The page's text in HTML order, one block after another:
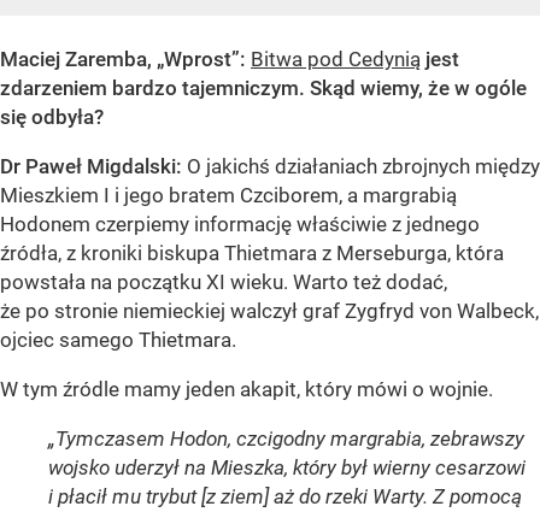
Maciej Zaremba, „Wprost”: Bitwa pod Cedynią jest
zdarzeniem bardzo tajemniczym. Skąd wiemy, że w ogóle
się odbyła?
Dr Paweł Migdalski: O jakichś działaniach zbrojnych między
Mieszkiem I i jego bratem Czciborem, a margrabią
Hodonem czerpiemy informację właściwie z jednego
źródła, z kroniki biskupa Thietmara z Merseburga, która
powstała na początku XI wieku. Warto też dodać,
że po stronie niemieckiej walczył graf Zygfryd von Walbeck,
ojciec samego Thietmara.
W tym źródle mamy jeden akapit, który mówi o wojnie.
„Tymczasem Hodon, czcigodny margrabia, zebrawszy
wojsko uderzył na Mieszka, który był wierny cesarzowi
i płacił mu trybut [z ziem] aż do rzeki Warty. Z pomocą